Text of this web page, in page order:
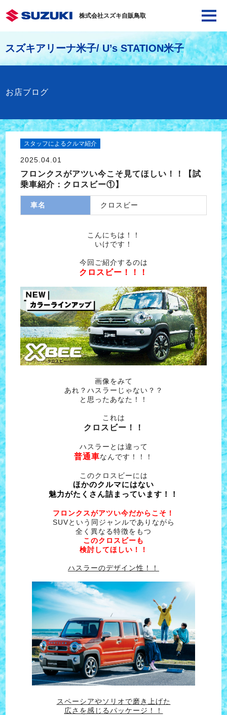
株式会社スズキ自販鳥取
スズキアリーナ米子/ U’s STATION米子
お店ブログ
スタッフによるクルマ紹介
2025.04.01
フロンクスがアツい今こそ見てほしい！！【試
乗車紹介：クロスビー①】
車名 クロスビー
こんにちは！！
いけです！
今回ご紹介するのは
クロスビー！！！
画像をみて
あれ？ハスラーじゃない？？
と思ったあなた！！
これは
クロスビー！！
ハスラーとは違って
普通車なんです！！！
このクロスビーには
ほかのクルマにはない
魅力がたくさん詰まっています！！
フロンクスがアツい今だからこそ！
SUVという同ジャンルでありながら
全く異なる特徴をもつ
このクロスビーも
検討してほしい！！
ハスラーのデザイン性！！
スペーシアやソリオで磨き上げた
広さを感じるパッケージ！！